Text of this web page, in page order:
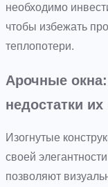
необходимо
чтобы избежать
теплопотери.
Арочные
недостатки
Изогнутые
своей
позволяют